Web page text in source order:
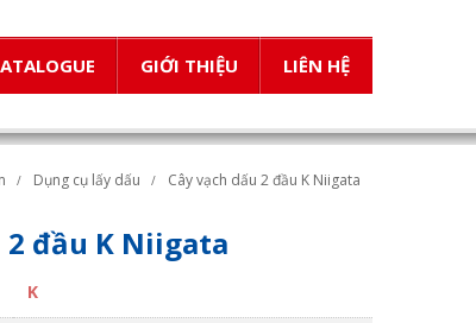
GIỚI THIỆU LIÊN HỆ
Dụng cụ lấy dấu Cây vạch dấu 2 đầu K Niigata
2 đầu K Niigata
K